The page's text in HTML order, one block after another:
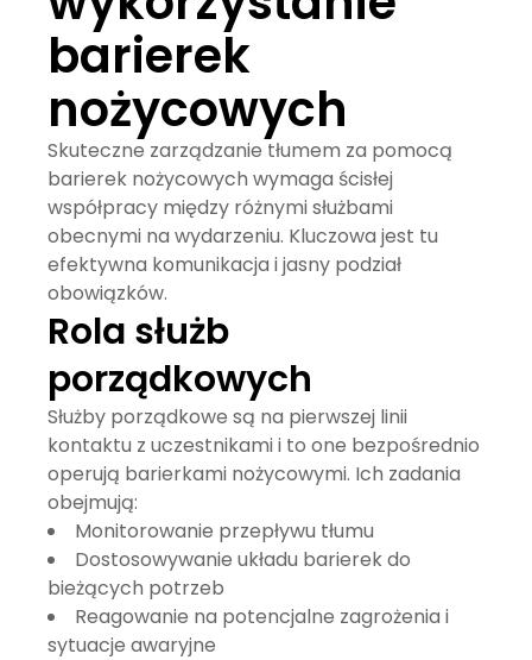
barierek
nożycowych
Skuteczne zarządzanie tłumem za pomocą
barierek nożycowych wymaga ścisłej
współpracy między różnymi służbami
obecnymi na wydarzeniu. Kluczowa jest tu
efektywna komunikacja i jasny podział
obowiązków.
Rola służb
porządkowych
Służby porządkowe są na pierwszej linii
kontaktu z uczestnikami i to one bezpośrednio
operują barierkami nożycowymi. Ich zadania
obejmują:
Monitorowanie przepływu tłumu
Dostosowywanie układu barierek do
bieżących potrzeb
Reagowanie na potencjalne zagrożenia i
sytuacje awaryjne